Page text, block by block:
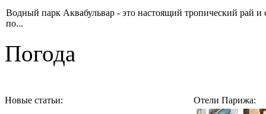
Водный парк Аквабульвар - это настоящий тропический рай
по...
Погода
Новые статьи:
Отели Парижа: